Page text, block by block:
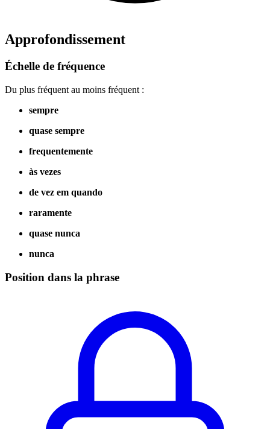
Approfondissement
Échelle de fréquence
Du plus fréquent au moins fréquent :
sempre
quase sempre
frequentemente
às vezes
de vez em quando
raramente
quase nunca
nunca
Position dans la phrase